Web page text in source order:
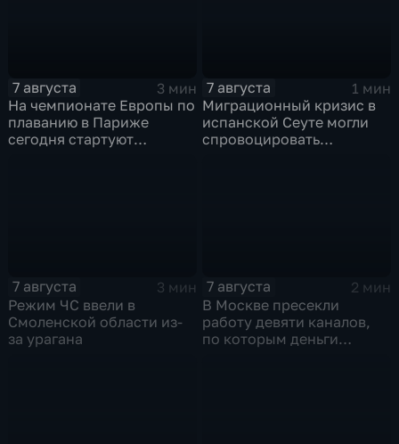
7 августа
3 мин
На чемпионате Европы по
плаванию в Париже
сегодня стартуют
7 августа
1 мин
Миграционный кризис в
испанской Сеуте могли
спровоцировать
7 августа
3 мин
Режим ЧС ввели в
Смоленской области из-
за урагана
7 августа
2 мин
В Москве пресекли
работу девяти каналов,
по которым деньги